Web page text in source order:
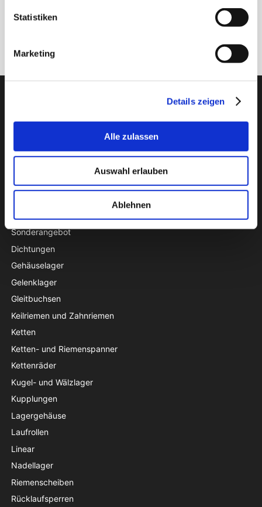
Statistiken
Marketing
Details zeigen
Alle zulassen
Auswahl erlauben
Ablehnen
Papegøjevej 7, DK-6270 Tønder
+45 74782515
USt-IdNr. DK27216129
Sonderangebot
Dichtungen
Gehäuselager
Gelenklager
Gleitbuchsen
Keilriemen und Zahnriemen
Ketten
Ketten- und Riemenspanner
Kettenräder
Kugel- und Wälzlager
Kupplungen
Lagergehäuse
Laufrollen
Linear
Nadellager
Riemenscheiben
Rücklaufsperren